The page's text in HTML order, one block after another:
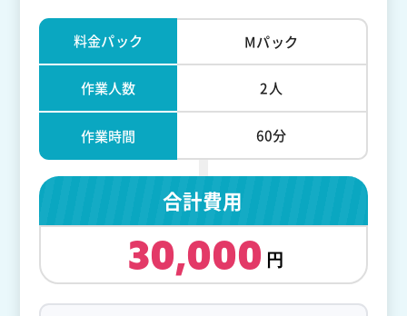
料金パック Mパック
作業人数 2人
作業時間 60分
合計費用
30,000